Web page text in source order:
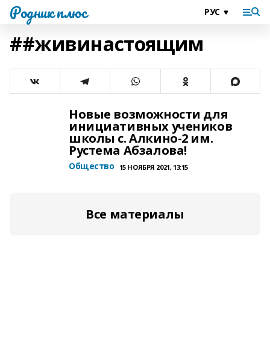
Родник плюс
##живинастоящим
Новые возможности для
инициативных учеников
школы с. Алкино-2 им.
Рустема Абзалова!
Общество 15 НОЯБРЯ 2021, 13:15
Все материалы